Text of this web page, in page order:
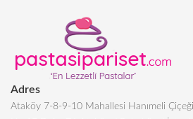
Adres
Ataköy 7-8-9-10 Mahallesi Hanımeli